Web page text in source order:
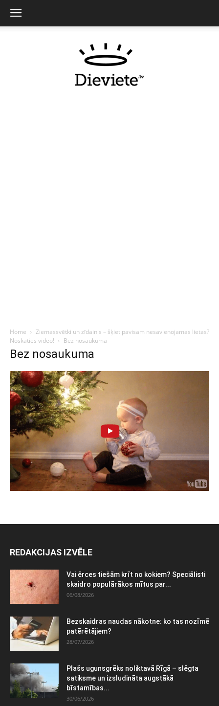
Home
Ziemassvētki un zīdainis – šķiet pavisam nesavienojamas lietas?
Noskaties video!
Bez nosaukuma
Bez nosaukuma
REDAKCIJAS IZVĒLE
Vai ērces tiešām krīt no kokiem? Speciālisti
skaidro populārākos mītus par...
06/08/2026
Bezskaidras naudas nākotne: ko tas nozīmē
patērētājiem?
28/07/2026
Plašs ugunsgrēks noliktavā Rīgā – slēgta
satiksme un izsludināta augstākā
bīstamības...
30/06/2026